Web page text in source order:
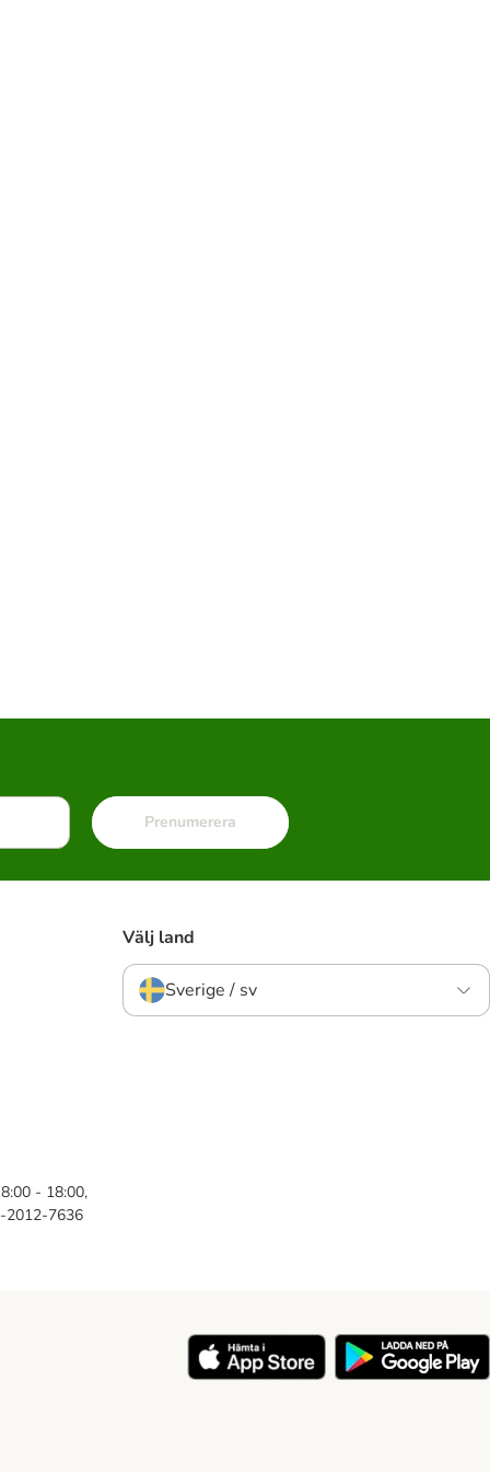
Prenumerera
- 18:00,
2012-7636
Välj land
Sverige / sv